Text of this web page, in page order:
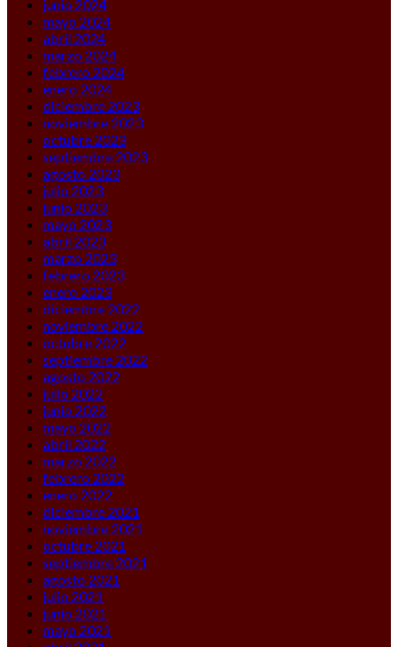
junio 2024
mayo 2024
abril 2024
marzo 2024
febrero 2024
enero 2024
diciembre 2023
noviembre 2023
octubre 2023
septiembre 2023
agosto 2023
julio 2023
junio 2023
mayo 2023
abril 2023
marzo 2023
febrero 2023
enero 2023
diciembre 2022
noviembre 2022
octubre 2022
septiembre 2022
agosto 2022
julio 2022
junio 2022
mayo 2022
abril 2022
marzo 2022
febrero 2022
enero 2022
diciembre 2021
noviembre 2021
octubre 2021
septiembre 2021
agosto 2021
julio 2021
junio 2021
mayo 2021